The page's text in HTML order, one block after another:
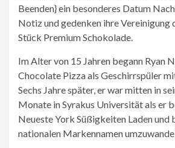
Beenden} ein besonderes Datum
Notiz und gedenken ihre Vereinigung
Stück Premium Schokolade.
Im Alter von 15 Jahren begann Ryan
Chocolate Pizza als Geschirrspüler
Sechs Jahre später, er war mitten in
Monate in Syrakus Universität als er
Neueste York Süßigkeiten Laden und
nationalen Markennamen